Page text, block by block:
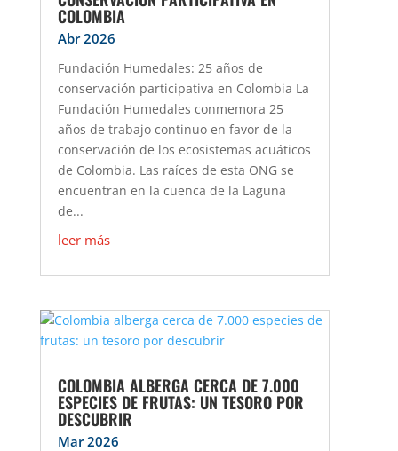
COLOMBIA
Abr 2026
Fundación Humedales: 25 años de
conservación participativa en Colombia La
Fundación Humedales conmemora 25
años de trabajo continuo en favor de la
conservación de los ecosistemas acuáticos
de Colombia. Las raíces de esta ONG se
encuentran en la cuenca de la Laguna
de...
leer más
COLOMBIA ALBERGA CERCA DE 7.000
ESPECIES DE FRUTAS: UN TESORO POR
DESCUBRIR
Mar 2026